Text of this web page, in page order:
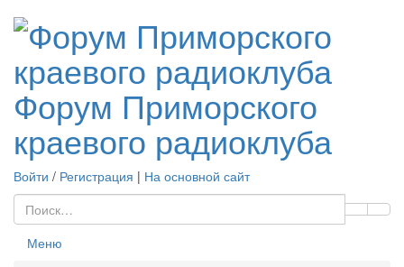
Форум Приморского
краевого радиоклуба
Войти / Регистрация | На основной сайт
Меню